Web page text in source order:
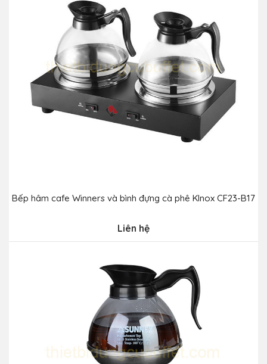
Bếp hâm cafe Winners và bình đựng cà phê Klnox CF23-B17
Liên hệ